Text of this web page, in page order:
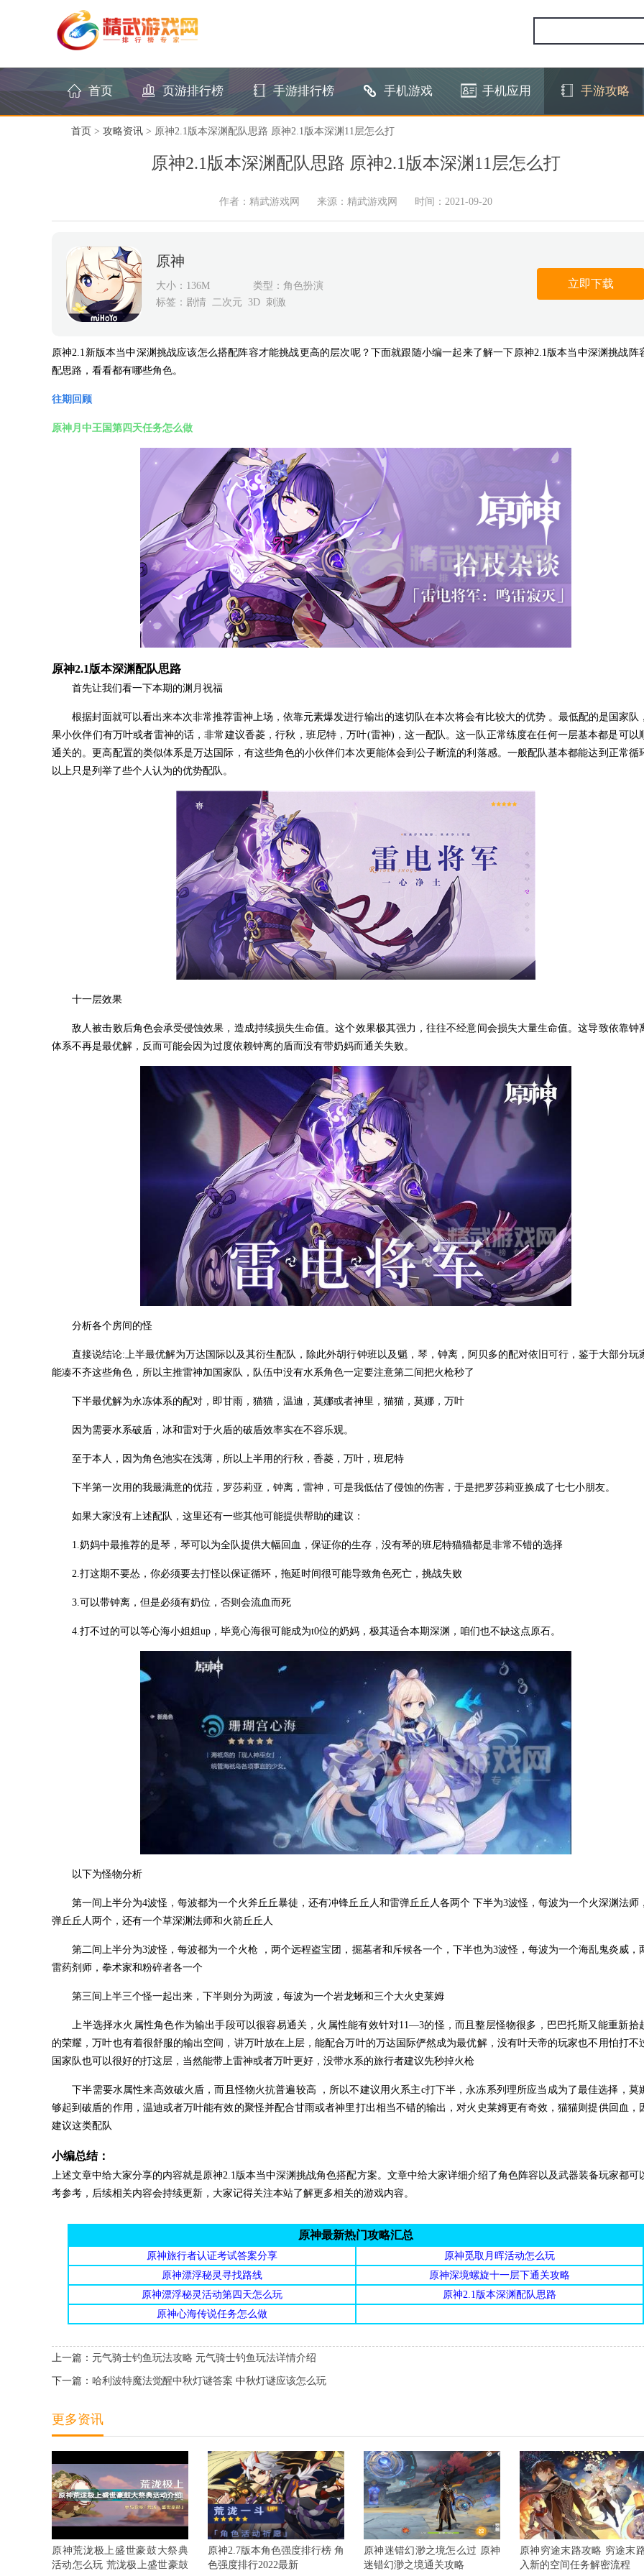
首页 页游排行榜 手游排行榜 手机游戏 手机应用 手游攻略
首页 > 攻略资讯 > 原神2.1版本深渊配队思路 原神2.1版本深渊11层怎么打
原神2.1版本深渊配队思路 原神2.1版本深渊11层怎么打
作者：精武游戏网 来源：精武游戏网 时间：2021-09-20
原神
大小：136M
类型：角色扮演
标签： 剧情 二次元 3D 刺激
立即下载
原神2.1新版本当中深渊挑战应该怎么搭配阵容才能挑战更高的层次呢？下面就跟随小编一起来了解一下原神2.1版本当中深渊挑战阵
配思路，看看都有哪些角色。
往期回顾
原神月中王国第四天任务怎么做
原神2.1版本深渊配队思路
首先让我们看一下本期的渊月祝福
根据封面就可以看出来本次非常推荐雷神上场，依靠元素爆发进行输出的速切队在本次将会有比较大的优势 。最低配的是国家队
果小伙伴们有万叶或者雷神的话，非常建议香菱，行秋，班尼特，万叶(雷神)，这一配队。这一队正常练度在任何一层基本都是可以
通关的。更高配置的类似体系是万达国际，有这些角色的小伙伴们本次更能体会到公子断流的利落感。一般配队基本都能达到正常循
以上只是列举了些个人认为的优势配队。
十一层效果
敌人被击败后角色会承受侵蚀效果，造成持续损失生命值。这个效果极其强力，往往不经意间会损失大量生命值。这导致依靠钟
体系不再是最优解，反而可能会因为过度依赖钟离的盾而没有带奶妈而通关失败。
分析各个房间的怪
直接说结论:上半最优解为万达国际以及其衍生配队，除此外胡行钟班以及魈，琴，钟离，阿贝多的配对依旧可行，鉴于大部分玩
能凑不齐这些角色，所以主推雷神加国家队，队伍中没有水系角色一定要注意第二间把火枪秒了
下半最优解为永冻体系的配对，即甘雨，猫猫，温迪，莫娜或者神里，猫猫，莫娜，万叶
因为需要水系破盾，冰和雷对于火盾的破盾效率实在不容乐观。
至于本人，因为角色池实在浅薄，所以上半用的行秋，香菱，万叶，班尼特
下半第一次用的我最满意的优菈，罗莎莉亚，钟离，雷神，可是我低估了侵蚀的伤害，于是把罗莎莉亚换成了七七小朋友。
如果大家没有上述配队，这里还有一些其他可能提供帮助的建议：
1.奶妈中最推荐的是琴，琴可以为全队提供大幅回血，保证你的生存，没有琴的班尼特猫猫都是非常不错的选择
2.打这期不要怂，你必须要去打怪以保证循环，拖延时间很可能导致角色死亡，挑战失败
3.可以带钟离，但是必须有奶位，否则会流血而死
4.打不过的可以等心海小姐姐up，毕竟心海很可能成为t0位的奶妈，极其适合本期深渊，咱们也不缺这点原石。
以下为怪物分析
第一间上半分为4波怪，每波都为一个火斧丘丘暴徒，还有冲锋丘丘人和雷弹丘丘人各两个 下半为3波怪，每波为一个火深渊法师
弹丘丘人两个，还有一个草深渊法师和火箭丘丘人
第二间上半分为3波怪，每波都为一个火枪 ，两个远程盗宝团，掘墓者和斥候各一个，下半也为3波怪，每波为一个海乱鬼炎威，
雷药剂师，拳术家和粉碎者各一个
第三间上半三个怪一起出来，下半则分为两波，每波为一个岩龙蜥和三个大火史莱姆
上半选择水火属性角色作为输出手段可以很容易通关，火属性能有效针对11—3的怪，而且整层怪物很多，巴巴托斯又能重新拾
的荣耀，万叶也有着很舒服的输出空间，讲万叶放在上层，能配合万叶的万达国际俨然成为最优解，没有叶天帝的玩家也不用怕打不
国家队也可以很好的打这层，当然能带上雷神或者万叶更好，没带水系的旅行者建议先秒掉火枪
下半需要水属性来高效破火盾，而且怪物火抗普遍较高 ，所以不建议用火系主c打下半，永冻系列理所应当成为了最佳选择，莫
够起到破盾的作用，温迪或者万叶能有效的聚怪并配合甘雨或者神里打出相当不错的输出，对火史莱姆更有奇效，猫猫则提供回血，
建议这类配队
小编总结：
上述文章中给大家分享的内容就是原神2.1版本当中深渊挑战角色搭配方案。文章中给大家详细介绍了角色阵容以及武器装备玩家都可
考参考，后续相关内容会持续更新，大家记得关注本站了解更多相关的游戏内容。
原神最新热门攻略汇总
原神旅行者认证考试答案分享
原神觅取月晖活动怎么玩
原神漂浮秘灵寻找路线
原神深境螺旋十一层下通关攻略
原神漂浮秘灵活动第四天怎么玩
原神2.1版本深渊配队思路
原神心海传说任务怎么做
上一篇： 元气骑士钓鱼玩法攻略 元气骑士钓鱼玩法详情介绍
下一篇： 哈利波特魔法觉醒中秋灯谜答案 中秋灯谜应该怎么玩
更多资讯
原神荒泷极上盛世豪鼓大祭典
活动怎么玩 荒泷极上盛世豪鼓
原神2.7版本角色强度排行榜 角
色强度排行2022最新
原神迷错幻渺之境怎么过 原神
迷错幻渺之境通关攻略
原神穷途末路攻略 穷途末
入新的空间任务解密流程